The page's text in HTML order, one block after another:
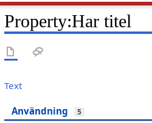
Property:Har titel
Text
Användning 5